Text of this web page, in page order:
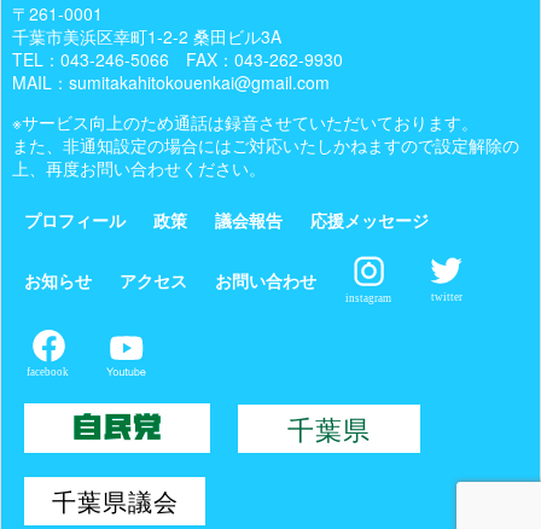
〒261-0001
千葉市美浜区幸町1-2-2 桑田ビル3A
TEL： 043-246-5066 FAX：043-262-9930
MAIL：sumitakahitokouenkai@gmail.com
※サービス向上のため通話は録音させていただいております。
また、非通知設定の場合にはご対応いたしかねますので設定解除の
上、再度お問い合わせください。
プロフィール 政策 議会報告 応援メッセージ
お知らせ アクセス お問い合わせ